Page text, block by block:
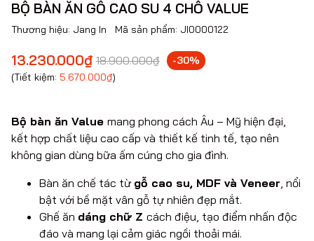
BỘ BÀN ĂN GỖ CAO SU 4 CHỖ VALUE
Thương hiệu: Jang In Mã sản phẩm: JI0000122
13.230.000₫ 18.900.000₫
-30%
(Tiết kiệm: 5.670.000₫)
Bộ bàn ăn Value mang phong cách Âu – Mỹ hiện đại,
kết hợp chất liệu cao cấp và thiết kế tinh tế, tạo nên
không gian dùng bữa ấm cúng cho gia đình.
Bàn ăn chế tác từ gỗ cao su, MDF và Veneer , nổi
bật với bề mặt vân gỗ tự nhiên đẹp mắt.
Ghế ăn dáng chữ Z cách điệu, tạo điểm nhấn độc
đáo và mang lại cảm giác ngồi thoải mái.